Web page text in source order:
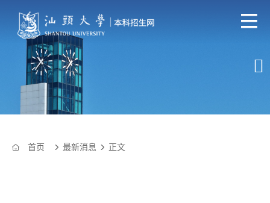

 首页  最新消息  正文